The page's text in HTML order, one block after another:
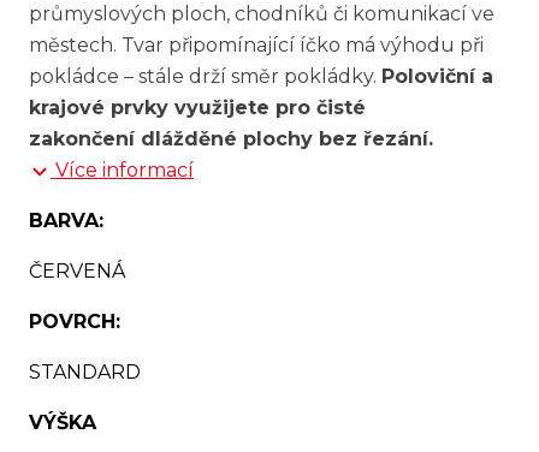
průmyslových ploch, chodníků či komunikací ve
městech. Tvar připomínající íčko má výhodu při
pokládce – stále drží směr pokládky. Poloviční a
krajové prvky využijete pro čisté
zakončení dlážděné plochy bez řezání.
Více informací
BARVA:
ČERVENÁ
POVRCH:
STANDARD
VÝŠKA